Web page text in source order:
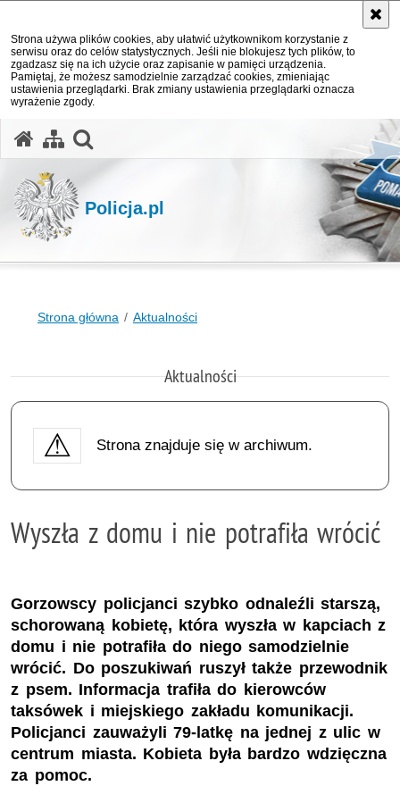
Strona używa plików cookies, aby ułatwić użytkownikom korzystanie z
serwisu oraz do celów statystycznych. Jeśli nie blokujesz tych plików, to
zgadzasz się na ich użycie oraz zapisanie w pamięci urządzenia.
Pamiętaj, że możesz samodzielnie zarządzać cookies, zmieniając
ustawienia przeglądarki. Brak zmiany ustawienia przeglądarki oznacza
wyrażenie zgody.
Policja.pl
Strona główna Aktualności
Aktualności
Strona znajduje się w archiwum.
Wyszła z domu i nie potrafiła wrócić
Gorzowscy policjanci szybko odnaleźli starszą,
schorowaną kobietę, która wyszła w kapciach z
domu i nie potrafiła do niego samodzielnie
wrócić. Do poszukiwań ruszył także przewodnik
z psem. Informacja trafiła do kierowców
taksówek i miejskiego zakładu komunikacji.
Policjanci zauważyli 79-latkę na jednej z ulic w
centrum miasta. Kobieta była bardzo wdzięczna
za pomoc.